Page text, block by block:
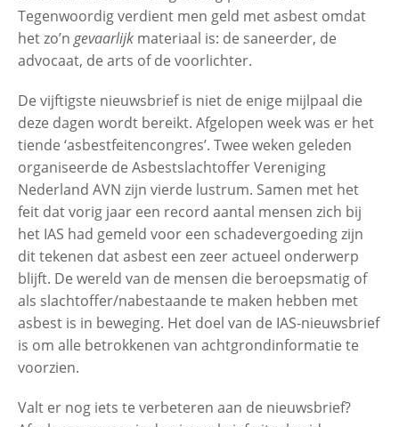
Tegenwoordig verdient men geld met asbest omdat
het zo’n gevaarlijk materiaal is: de saneerder, de
advocaat, de arts of de voorlichter.
De vijftigste nieuwsbrief is niet de enige mijlpaal die
deze dagen wordt bereikt. Afgelopen week was er het
tiende ‘asbestfeitencongres’. Twee weken geleden
organiseerde de Asbestslachtoffer Vereniging
Nederland AVN zijn vierde lustrum. Samen met het
feit dat vorig jaar een record aantal mensen zich bij
het IAS had gemeld voor een schadevergoeding zijn
dit tekenen dat asbest een zeer actueel onderwerp
blijft. De wereld van de mensen die beroepsmatig of
als slachtoffer/nabestaande te maken hebben met
asbest is in beweging. Het doel van de IAS-nieuwsbrief
is om alle betrokkenen van achtgrondinformatie te
voorzien.
Valt er nog iets te verbeteren aan de nieuwsbrief?